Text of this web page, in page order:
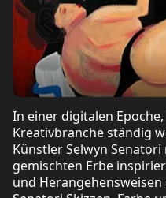
In einer digitalen
Kreativbranche ständig
Künstler Selwyn
gemischten Erbe
und